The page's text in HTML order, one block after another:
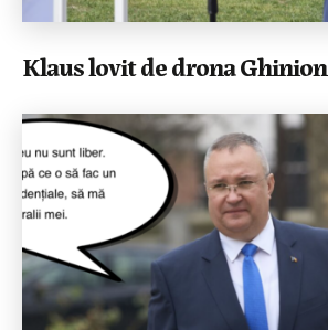
Klaus lovit de drona Ghinion